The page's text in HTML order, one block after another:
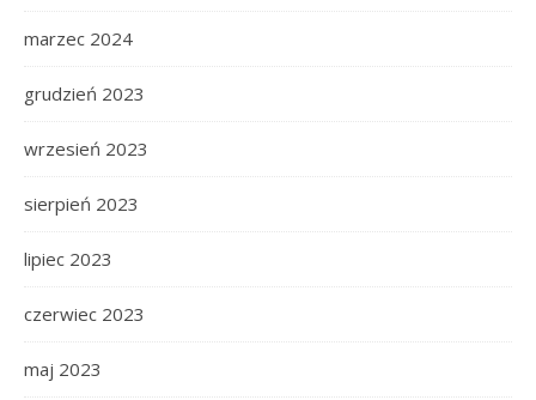
marzec 2024
grudzień 2023
wrzesień 2023
sierpień 2023
lipiec 2023
czerwiec 2023
maj 2023